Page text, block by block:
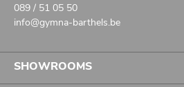
089 / 51 05 50
info@gymna-barthels.be
SHOWROOMS